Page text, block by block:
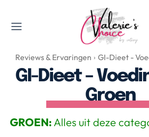
Valerie's Topics
Travel & Culture
Food & Drinks
Happyness & Opmerkelijk
Lifestyle, Sport &
Gadgets & Tech
Reviews & Ervaringen GI-Dieet -
GI-Dieet –
Groen
GROEN:Alles uit deze